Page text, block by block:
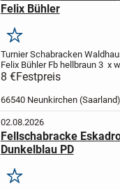
Felix Bühler
Merken
Turnier Schabracken
Felix Bühler Fb hellbraun 3 x
in gutem wenig benutzten
8 €Festpreis
66540 Neunkirchen (Saarland)
02.08.2026
Fellschabracke
Dunkelblau PD
Merken